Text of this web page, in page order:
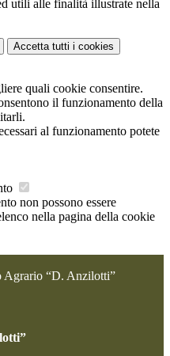
utili alle finalità illustrate nella
Accetta tutti i cookies
quali cookie consentire.
il funzionamento della
al funzionamento potete
non possono essere
nella pagina della cookie
Agrario “D. Anzilotti”